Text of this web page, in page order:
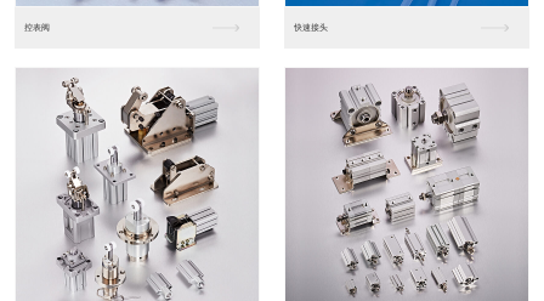
东莞松下PLC 松下人机界面GT07